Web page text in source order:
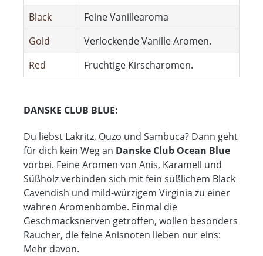
Black
Feine Vanillearoma
Gold
Verlockende Vanille Aromen.
Red
Fruchtige Kirscharomen.
DANSKE CLUB BLUE:
Du liebst Lakritz, Ouzo und Sambuca? Dann geht
für dich kein Weg an Danske Club Ocean Blue
vorbei. Feine Aromen von Anis, Karamell und
Süßholz verbinden sich mit fein süßlichem Black
Cavendish und mild-würzigem Virginia zu einer
wahren Aromenbombe. Einmal die
Geschmacksnerven getroffen, wollen besonders
Raucher, die feine Anisnoten lieben nur eins:
Mehr davon.